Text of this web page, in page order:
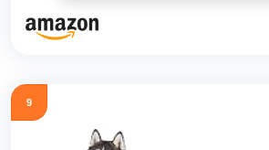
9